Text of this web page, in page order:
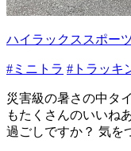
ハイラックススポー
#ミニトラ #トラッキ
災害級の暑さの中タ
もたくさんのいいね
過ごしですか？ 気を